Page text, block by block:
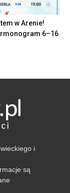
w Arenie!
6–16
i
są